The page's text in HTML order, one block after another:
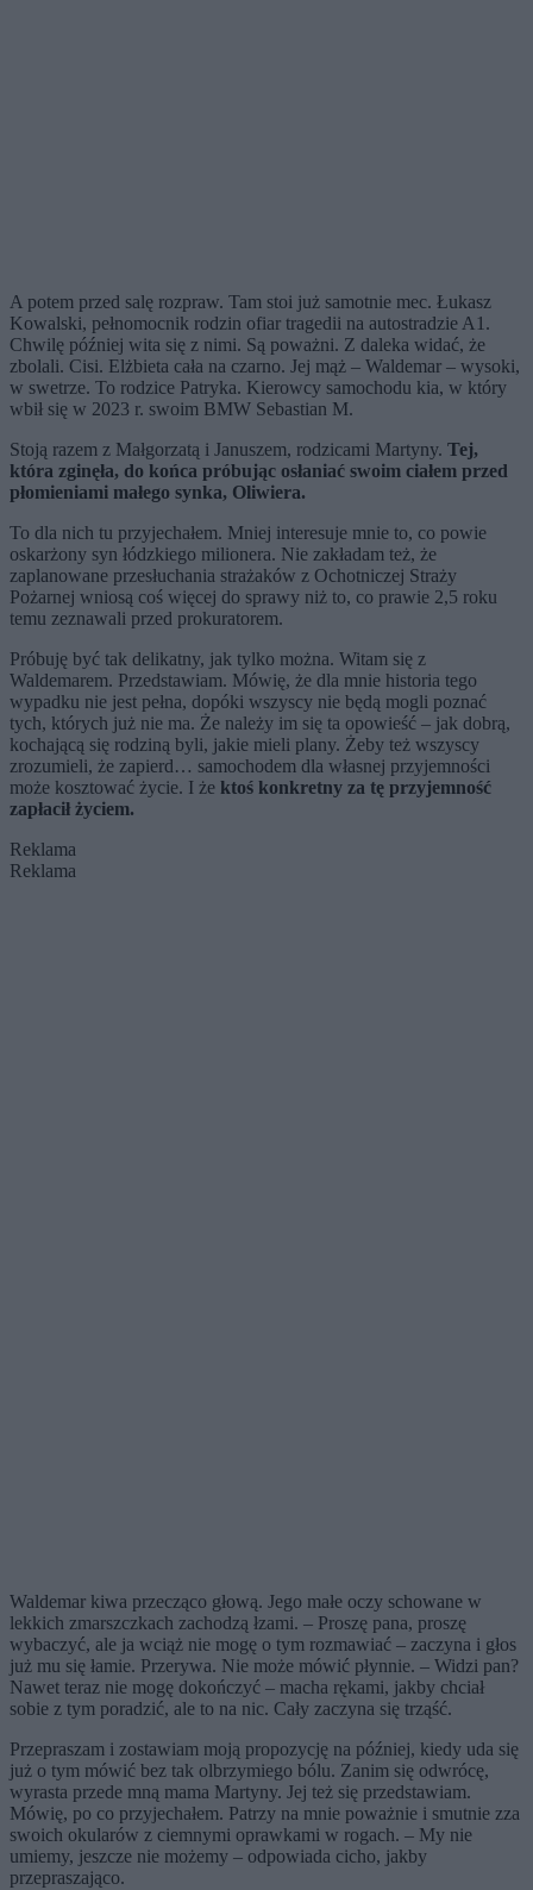
A potem przed salę rozpraw. Tam stoi już samotnie mec. Łukasz
Kowalski, pełnomocnik rodzin ofiar tragedii na autostradzie A1.
Chwilę później wita się z nimi. Są poważni. Z daleka widać, że
zbolali. Cisi. Elżbieta cała na czarno. Jej mąż – Waldemar – wysoki,
w swetrze. To rodzice Patryka. Kierowcy samochodu kia, w który
wbił się w 2023 r. swoim BMW Sebastian M.
Stoją razem z Małgorzatą i Januszem, rodzicami Martyny. Tej,
która zginęła, do końca próbując osłaniać swoim ciałem przed
płomieniami małego synka, Oliwiera.
To dla nich tu przyjechałem. Mniej interesuje mnie to, co powie
oskarżony syn łódzkiego milionera. Nie zakładam też, że
zaplanowane przesłuchania strażaków z Ochotniczej Straży
Pożarnej wniosą coś więcej do sprawy niż to, co prawie 2,5 roku
temu zeznawali przed prokuratorem.
Próbuję być tak delikatny, jak tylko można. Witam się z
Waldemarem. Przedstawiam. Mówię, że dla mnie historia tego
wypadku nie jest pełna, dopóki wszyscy nie będą mogli poznać
tych, których już nie ma. Że należy im się ta opowieść – jak dobrą,
kochającą się rodziną byli, jakie mieli plany. Żeby też wszyscy
zrozumieli, że zapierd… samochodem dla własnej przyjemności
może kosztować życie. I że ktoś konkretny za tę przyjemność
zapłacił życiem.
Reklama
Reklama
Waldemar kiwa przecząco głową. Jego małe oczy schowane w
lekkich zmarszczkach zachodzą łzami. – Proszę pana, proszę
wybaczyć, ale ja wciąż nie mogę o tym rozmawiać – zaczyna i głos
już mu się łamie. Przerywa. Nie może mówić płynnie. – Widzi pan?
Nawet teraz nie mogę dokończyć – macha rękami, jakby chciał
sobie z tym poradzić, ale to na nic. Cały zaczyna się trząść.
Przepraszam i zostawiam moją propozycję na później, kiedy uda się
już o tym mówić bez tak olbrzymiego bólu. Zanim się odwrócę,
wyrasta przede mną mama Martyny. Jej też się przedstawiam.
Mówię, po co przyjechałem. Patrzy na mnie poważnie i smutnie zza
swoich okularów z ciemnymi oprawkami w rogach. – My nie
umiemy, jeszcze nie możemy – odpowiada cicho, jakby
przepraszająco.